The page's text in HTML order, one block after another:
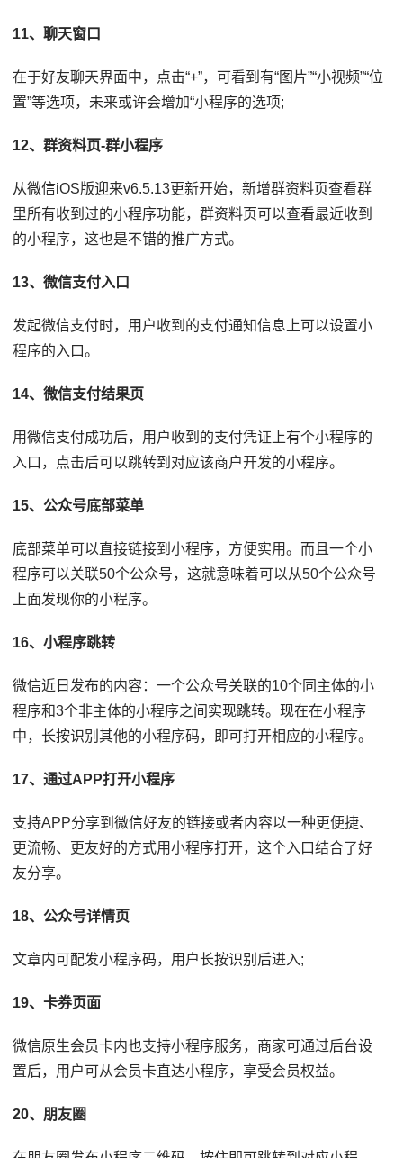
11、聊天窗口
在于好友聊天界面中，点击“+”，可看到有“图片”“小视频”“位
置”等选项，未来或许会增加“小程序的选项;
12、群资料页-群小程序
从微信iOS版迎来v6.5.13更新开始，新增群资料页查看群
里所有收到过的小程序功能，群资料页可以查看最近收到
的小程序，这也是不错的推广方式。
13、微信支付入口
发起微信支付时，用户收到的支付通知信息上可以设置小
程序的入口。
14、微信支付结果页
用微信支付成功后，用户收到的支付凭证上有个小程序的
入口，点击后可以跳转到对应该商户开发的小程序。
15、公众号底部菜单
底部菜单可以直接链接到小程序，方便实用。而且一个小
程序可以关联50个公众号，这就意味着可以从50个公众号
上面发现你的小程序。
16、小程序跳转
微信近日发布的内容：一个公众号关联的10个同主体的小
程序和3个非主体的小程序之间实现跳转。现在在小程序
中，长按识别其他的小程序码，即可打开相应的小程序。
17、通过APP打开小程序
支持APP分享到微信好友的链接或者内容以一种更便捷、
更流畅、更友好的方式用小程序打开，这个入口结合了好
友分享。
18、公众号详情页
文章内可配发小程序码，用户长按识别后进入;
19、卡券页面
微信原生会员卡内也支持小程序服务，商家可通过后台设
置后，用户可从会员卡直达小程序，享受会员权益。
20、朋友圈